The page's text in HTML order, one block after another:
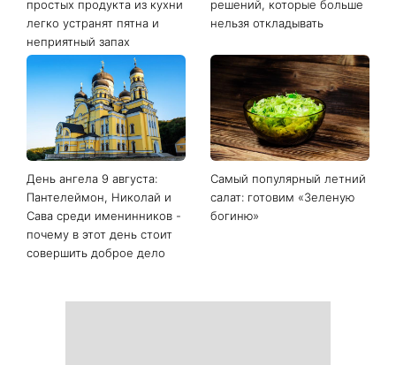
Последние новости